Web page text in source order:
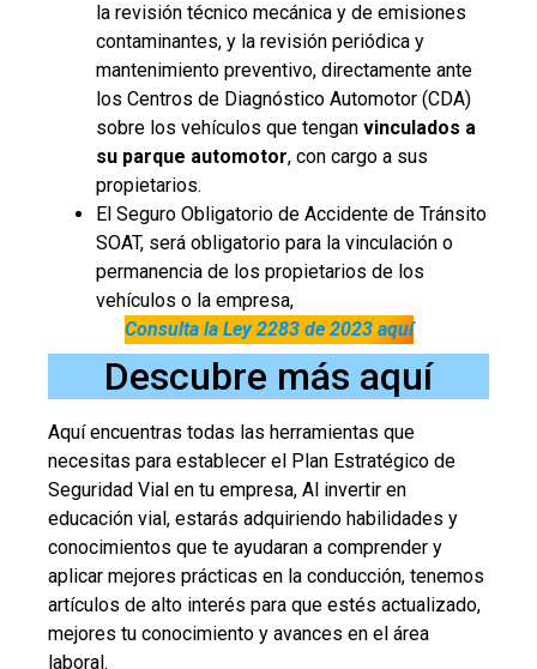
la revisión técnico mecánica y de emisiones
contaminantes, y la revisión periódica y
mantenimiento preventivo, directamente ante
los Centros de Diagnóstico Automotor (CDA)
sobre los vehículos que tengan vinculados a
su parque automotor, con cargo a sus
propietarios.
El Seguro Obligatorio de Accidente de Tránsito
SOAT, será obligatorio para la vinculación o
permanencia de los propietarios de los
vehículos o la empresa,
Consulta la Ley 2283 de 2023 aquí
Descubre más aquí
Aquí encuentras todas las herramientas que
necesitas para establecer el Plan Estratégico de
Seguridad Vial en tu empresa, Al invertir en
educación vial, estarás adquiriendo habilidades y
conocimientos que te ayudaran a comprender y
aplicar mejores prácticas en la conducción, tenemos
artículos de alto interés para que estés actualizado,
mejores tu conocimiento y avances en el área
laboral.